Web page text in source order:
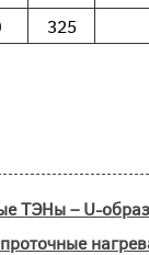
325
ТЭНы – U-